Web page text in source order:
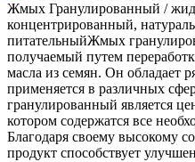
Жмых Гранулированный /
концентрированный,
питательныйЖмых
получаемый путем
масла из семян. Он обладает
применяется в различных
гранулированный является
котором содержатся все
Благодаря своему высокому
продукт способствует